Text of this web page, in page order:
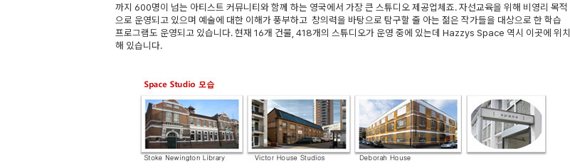
까지 600명이 넘는 아티스트 커뮤니티와 함께 하는 영국에서 가장 큰 스튜디오 제공업체죠. 자선교육을 위해 비영리 목적
으로 운영되고 있으며 예술에 대한 이해가 풍부하고 창의력을 바탕으로 탐구할 줄 아는 젊은 작가들을 대상으로 한 학습
프로그램도 운영되고 있습니다. 현재 16개 건물, 418개의 스튜디오가 운영 중에 있는데 Hazzys Space 역시 이곳에 위치
해 있습니다.